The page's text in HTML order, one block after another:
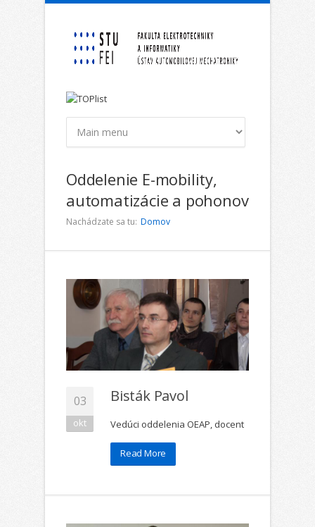
Skočiť na hlavný obsah
Oddelenie E-mobility,
automatizácie a pohonov
Nachádzate sa tu: Domov
03
okt
Bisták Pavol
Vedúci oddelenia OEAP, docent
Read More